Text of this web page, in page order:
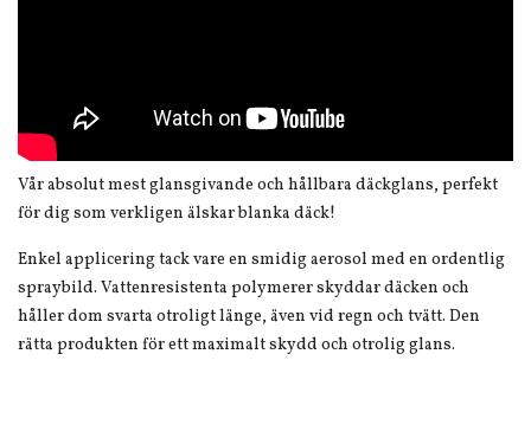
Vår absolut mest glansgivande och hållbara däckglans, perfekt
för dig som verkligen älskar blanka däck!
Enkel applicering tack vare en smidig aerosol med en ordentlig
spraybild. Vattenresistenta polymerer skyddar däcken och
håller dom svarta otroligt länge, även vid regn och tvätt. Den
rätta produkten för ett maximalt skydd och otrolig glans.